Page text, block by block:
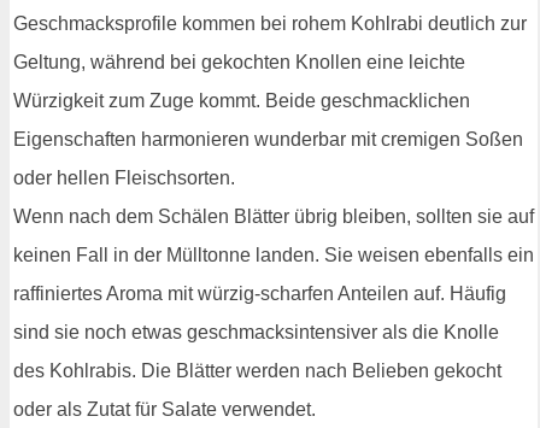
Geschmacksprofile kommen bei rohem Kohlrabi deutlich zur
Geltung, während bei gekochten Knollen eine leichte
Würzigkeit zum Zuge kommt. Beide geschmacklichen
Eigenschaften harmonieren wunderbar mit cremigen Soßen
oder hellen Fleischsorten.
Wenn nach dem Schälen Blätter übrig bleiben, sollten sie auf
keinen Fall in der Mülltonne landen. Sie weisen ebenfalls ein
raffiniertes Aroma mit würzig-scharfen Anteilen auf. Häufig
sind sie noch etwas geschmacksintensiver als die Knolle
des Kohlrabis. Die Blätter werden nach Belieben gekocht
oder als Zutat für Salate verwendet.